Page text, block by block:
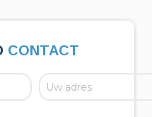
CONTACT